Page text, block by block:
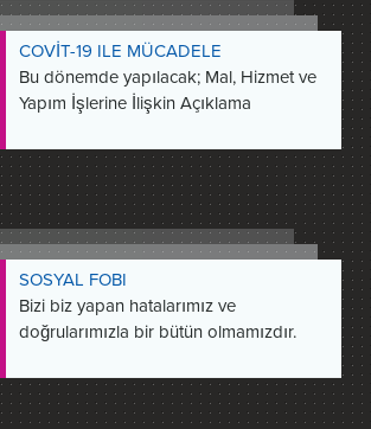
COVİT-19 ILE MÜCADELE
Bu dönemde yapılacak; Mal, Hizmet ve
Yapım İşlerine İlişkin Açıklama
SOSYAL FOBI
Bizi biz yapan hatalarımız ve
doğrularımızla bir bütün olmamızdır.